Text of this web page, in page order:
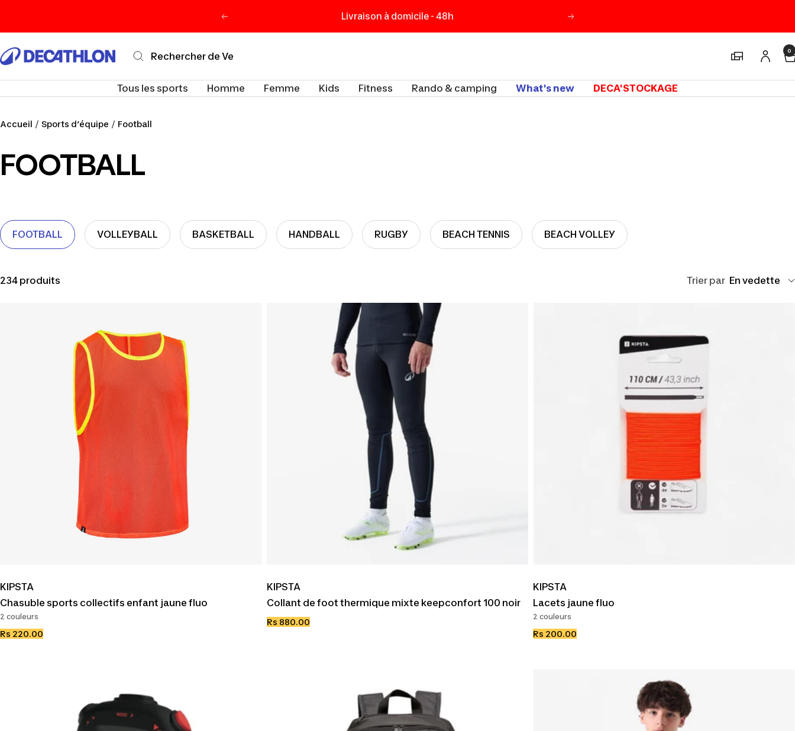
Précédent Livraison à domicile - 48h Suivant
Decathlon
Magasins 0
Tous les sports Homme Femme Kids Fitness Rando & camping What's new DECA'STOCKAGE
Accueil Sports d’équipe Football
FOOTBALL
FOOTBALL VOLLEYBALL BASKETBALL HANDBALL RUGBY BEACH TENNIS BEACH VOLLEY
234 produits Trier par En vedette
KIPSTA
Chasuble sports collectifs enfant jaune fluo
2 couleurs
Prix
Rs 220.00
KIPSTA
Collant de foot thermique mixte keepconfort 100 noir
Prix
Rs 880.00
KIPSTA
Lacets jaune fluo
2 couleurs
Prix
Rs 200.00